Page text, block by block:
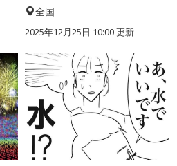
全国
2025年12月25日 10:00 更新